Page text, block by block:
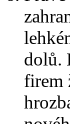
dolů.
firem